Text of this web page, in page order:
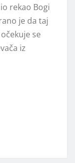
rekao Bogi
je da taj
se
iz